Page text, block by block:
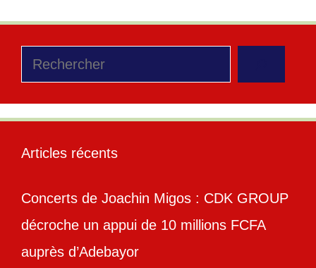
Rechercher
Articles récents
Concerts de Joachin Migos : CDK GROUP
décroche un appui de 10 millions FCFA
auprès d’Adebayor